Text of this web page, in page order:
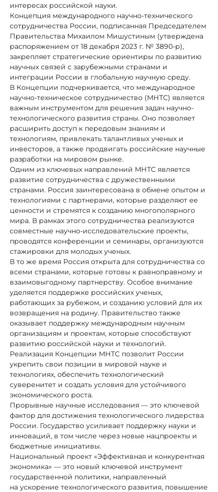
интересах российской науки.
Концепция международного научно-технического
сотрудничества России, подписанная Председателем
Правительства Михаилом Мишустиным (утверждена
распоряжением от 18 декабря 2023 г. № 3890-р),
закрепляет стратегические ориентиры по развитию
научных связей с зарубежными странами и
интеграции России в глобальную научную среду.
В Концепции подчеркивается, что международное
научно-техническое сотрудничество (МНТС) является
важным инструментом для решения задач научно-
технологического развития страны. Оно позволяет
расширить доступ к передовым знаниям и
технологиям, привлекать талантливых ученых и
инвесторов, а также продвигать российские научные
разработки на мировом рынке.
Одним из ключевых направлений МНТС является
развитие сотрудничества с дружественными
странами. Россия заинтересована в обмене опытом и
технологиями с партнерами, которые разделяют ее
ценности и стремятся к созданию многополярного
мира. В рамках этого сотрудничества реализуются
совместные научно-исследовательские проекты,
проводятся конференции и семинары, организуются
стажировки для молодых ученых.
В то же время Россия открыта для сотрудничества со
всеми странами, которые готовы к равноправному и
взаимовыгодному партнерству. Особое внимание
уделяется поддержке российских ученых,
работающих за рубежом, и созданию условий для их
возвращения на родину. Правительство также
оказывает поддержку международным научным
организациям и проектам, которые способствуют
развитию российской науки и технологий.
Реализация Концепции МНТС позволит России
укрепить свои позиции в мировой науке и
технологиях, обеспечить технологический
суверенитет и создать условия для устойчивого
экономического роста.
Прорывные научные исследования — это ключевой
фактор для достижения технологического лидерства
России. Государство усиливает поддержку науки и
инноваций, в том числе через новые нацпроекты и
бюджетные инициативы.
Национальный проект «Эффективная и конкурентная
экономика» — это новый ключевой инструмент
государственной политики, направленный
на ускорение технологического развития, повышение